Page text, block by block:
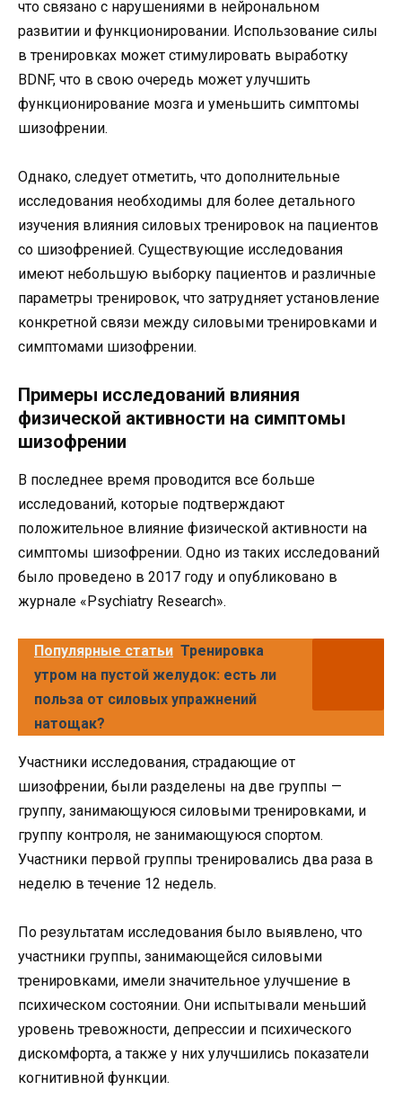
что связано с нарушениями в нейрональном
развитии и функционировании. Использование силы
в тренировках может стимулировать выработку
BDNF, что в свою очередь может улучшить
функционирование мозга и уменьшить симптомы
шизофрении.
Однако, следует отметить, что дополнительные
исследования необходимы для более детального
изучения влияния силовых тренировок на пациентов
со шизофренией. Существующие исследования
имеют небольшую выборку пациентов и различные
параметры тренировок, что затрудняет установление
конкретной связи между силовыми тренировками и
симптомами шизофрении.
Примеры исследований влияния
физической активности на симптомы
шизофрении
В последнее время проводится все больше
исследований, которые подтверждают
положительное влияние физической активности на
симптомы шизофрении. Одно из таких исследований
было проведено в 2017 году и опубликовано в
журнале «Psychiatry Research».
Популярные статьи Тренировка
утром на пустой желудок: есть ли
польза от силовых упражнений
натощак?
Участники исследования, страдающие от
шизофрении, были разделены на две группы —
группу, занимающуюся силовыми тренировками, и
группу контроля, не занимающуюся спортом.
Участники первой группы тренировались два раза в
неделю в течение 12 недель.
По результатам исследования было выявлено, что
участники группы, занимающейся силовыми
тренировками, имели значительное улучшение в
психическом состоянии. Они испытывали меньший
уровень тревожности, депрессии и психического
дискомфорта, а также у них улучшились показатели
когнитивной функции.